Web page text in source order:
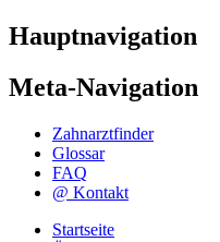
Hauptnavigation
Meta-Navigation
Zahnarztfinder
Glossar
FAQ
@ Kontakt
Startseite